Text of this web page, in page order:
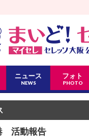
ニュース
NEWS
フォト
PHOTO
活動報告